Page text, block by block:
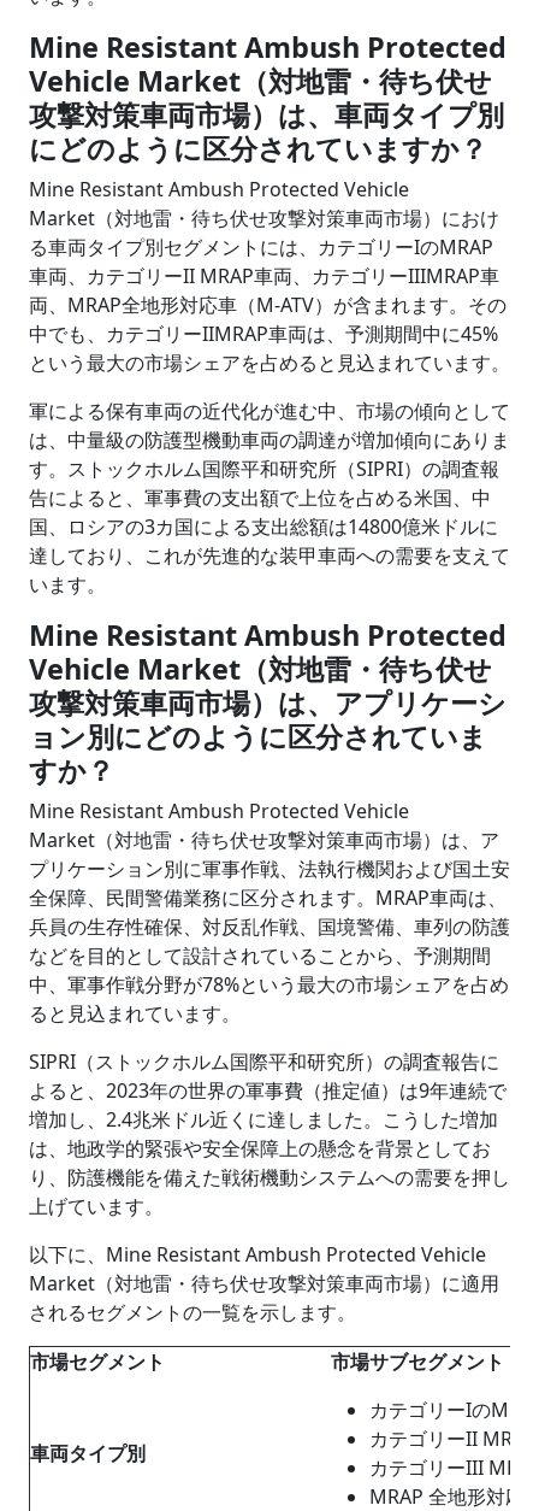
Mine Resistant Ambush Protected
Vehicle Market（対地雷・待ち伏せ
攻撃対策車両市場）は、車両タイプ別
にどのように区分されていますか？
Mine Resistant Ambush Protected Vehicle
Market（対地雷・待ち伏せ攻撃対策車両市場）におけ
る車両タイプ別セグメントには、カテゴリーIのMRAP
車両、カテゴリーII MRAP車両、カテゴリーIIIMRAP車
両、MRAP全地形対応車（M-ATV）が含まれます。その
中でも、カテゴリーIIMRAP車両は、予測期間中に45%
という最大の市場シェアを占めると見込まれています。
軍による保有車両の近代化が進む中、市場の傾向として
は、中量級の防護型機動車両の調達が増加傾向にありま
す。ストックホルム国際平和研究所（SIPRI）の調査報
告によると、軍事費の支出額で上位を占める米国、中
国、ロシアの3カ国による支出総額は14800億米ドルに
達しており、これが先進的な装甲車両への需要を支えて
います。
Mine Resistant Ambush Protected
Vehicle Market（対地雷・待ち伏せ
攻撃対策車両市場）は、アプリケーシ
ョン別にどのように区分されていま
すか？
Mine Resistant Ambush Protected Vehicle
Market（対地雷・待ち伏せ攻撃対策車両市場）は、ア
プリケーション別に軍事作戦、法執行機関および国土安
全保障、民間警備業務に区分されます。MRAP車両は、
兵員の生存性確保、対反乱作戦、国境警備、車列の防護
などを目的として設計されていることから、予測期間
中、軍事作戦分野が78%という最大の市場シェアを占め
ると見込まれています。
SIPRI（ストックホルム国際平和研究所）の調査報告に
よると、2023年の世界の軍事費（推定値）は9年連続で
増加し、2.4兆米ドル近くに達しました。こうした増加
は、地政学的緊張や安全保障上の懸念を背景としてお
り、防護機能を備えた戦術機動システムへの需要を押し
上げています。
以下に、Mine Resistant Ambush Protected Vehicle
Market（対地雷・待ち伏せ攻撃対策車両市場）に適用
されるセグメントの一覧を示します。
市場セグメント
市場サブセグメント
車両タイプ別
カテゴリーIの
カテゴリーII
カテゴリーIII
MRAP 全地形対応